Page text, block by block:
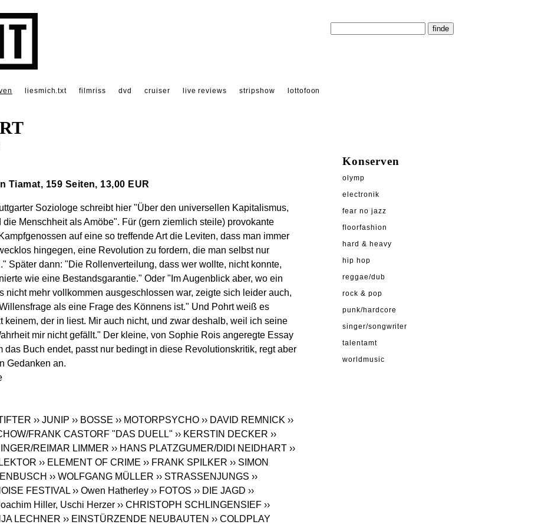
liesmich.txt filmriss dvd cruiser live reviews stripshow lottofoon
Tiamat, 159 Seiten, 13,00 EUR
Soziologe schreibt hier "Über den universellen Kapitalismus,
Menschheit als Amöbe". Für (gern ziemlich steile) provokante
auf eine so treffende Art die Leviten, dass man immer
hingegen, eine Revolution zu fordern, die man selbst nur
Später dann: "Die Rollenverteilung, dass wer wollte, nicht konnte,
wie eine Bestandsgarantie." Oder "Im Augenblick aber, wo ein
nicht mehr vollkommen ausgeschlossen war, zeigte sich leider auch,
als eine Frage des Könnens ist." Und Pohrt weiß es
keinem, der in liest. Mir auch nicht, und zwar deshalb, weil ich seine
mir nicht gefällt." Der kleine, von Sophie Rois angeregte Essay
Buch endet, passt nur bedingt in diese Revolutionskritik, regt aber
Gedanken an.
›› JUNIP ›› BOSSE ›› MOTORPSYCHO ›› DAVID REMNICK ››
FRANK CASTORF "DAS DUELL" ›› KERSTIN DECKER ››
REIMAR LIMMER ›› HANS PLATZGUMER/DIDI NEIDHART ››
›› ELEMENT OF CRIME ›› FRANK SPILKER ›› SIMON
›› WOLFGANG MÜLLER ›› STRASSENJUNGS ››
FESTIVAL ›› Owen Hatherley ›› FOTOS ›› DIE JAGD ››
Hiller, Uschi Herzer ›› CHRISTOPH SCHLINGENSIEF ››
LECHNER ›› EINSTÜRZENDE NEUBAUTEN ›› COLDPLAY
Konserven
olymp
electronik
fear no jazz
floorfashion
hard & heavy
hip hop
reggae/dub
rock & pop
punk/hardcore
singer/songwriter
talentamt
worldmusic